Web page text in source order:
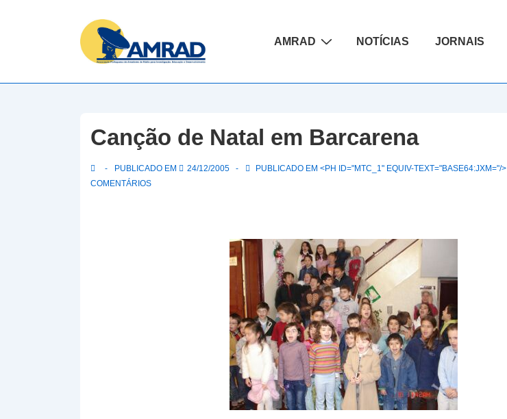
Content
Navegação
AMRAD NOTÍCIAS JORNAIS
Canção de Natal em Barcarena
PUBLICADO EM 24/12/2005 PUBLICADO EM <PH ID="MTC_1" EQUIV-TEXT="BASE64:JXM="/>
COMENTÁRIOS